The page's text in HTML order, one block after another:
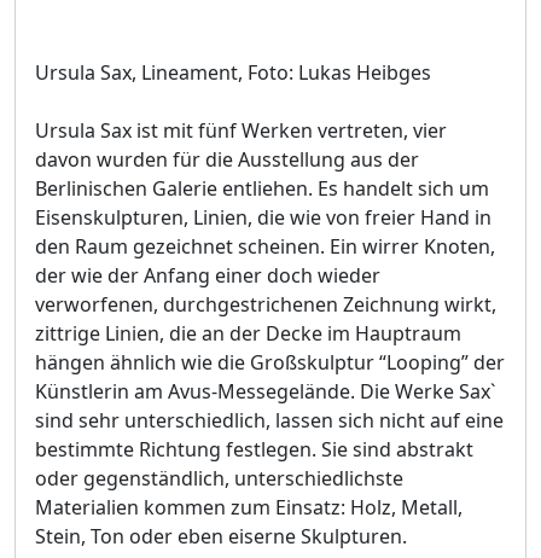
Ursula Sax, Lineament, Foto: Lukas Heibges
Ursula Sax ist mit fünf Werken vertreten, vier
davon wurden für die Ausstellung aus der
Berlinischen Galerie entliehen. Es handelt sich um
Eisenskulpturen, Linien, die wie von freier Hand in
den Raum gezeichnet scheinen. Ein wirrer Knoten,
der wie der Anfang einer doch wieder
verworfenen, durchgestrichenen Zeichnung wirkt,
zittrige Linien, die an der Decke im Hauptraum
hängen ähnlich wie die Großskulptur “Looping” der
Künstlerin am Avus-Messegelände. Die Werke Sax`
sind sehr unterschiedlich, lassen sich nicht auf eine
bestimmte Richtung festlegen. Sie sind abstrakt
oder gegenständlich, unterschiedlichste
Materialien kommen zum Einsatz: Holz, Metall,
Stein, Ton oder eben eiserne Skulpturen.